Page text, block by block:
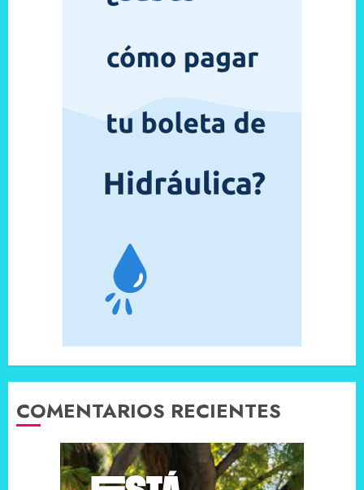
COMENTARIOS RECIENTES